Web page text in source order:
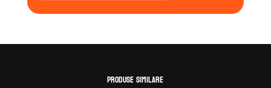
Produse similare